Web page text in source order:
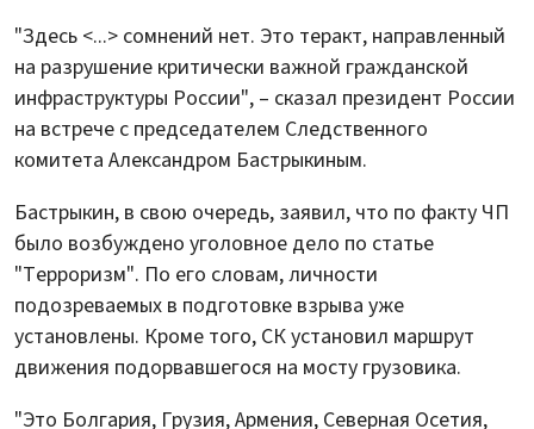
"Здесь <...> сомнений нет. Это теракт, направленный
на разрушение критически важной гражданской
инфраструктуры России", – сказал президент России
на встрече с председателем Следственного
комитета Александром Бастрыкиным.
Бастрыкин, в свою очередь, заявил, что по факту ЧП
было возбуждено уголовное дело по статье
"Терроризм". По его словам, личности
подозреваемых в подготовке взрыва уже
установлены. Кроме того, СК установил маршрут
движения подорвавшегося на мосту грузовика.
"Это Болгария, Грузия, Армения, Северная Осетия,